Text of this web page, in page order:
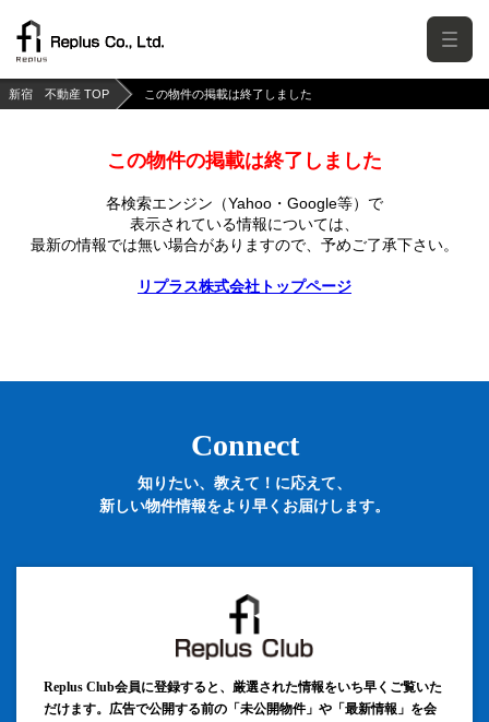
新宿 不動産 TOP この物件の掲載は終了しました
この物件の掲載は終了しました
各検索エンジン（Yahoo・Google等）で
表示されている情報については、
最新の情報では無い場合がありますので、 予めご了承下さい。
リプラス株式会社トップページ
Connect
知りたい、教えて！に応えて、
新しい物件情報をより早くお届けします。
Replus Club会員に登録すると、厳選された情報をいち早くご覧いた
だけます。広告で公開する前の「未公開物件」や「最新情報」を会